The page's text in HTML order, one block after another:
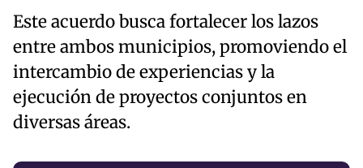
Este acuerdo busca fortalecer los lazos
entre ambos municipios, promoviendo el
intercambio de experiencias y la
ejecución de proyectos conjuntos en
diversas áreas.